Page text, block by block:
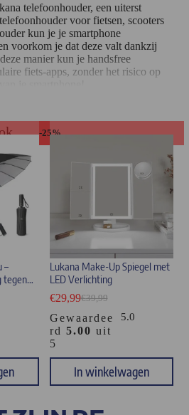
telefoonhouder, een uiterst
voor fietsen, scooters
kun je je smartphone
voorkom je dat deze valt dankzij
manier kun je handsfree
fiets-apps, zonder het risico op
je smartphone!
–
tegen
-25%
Lukana Make-Up Spiegel met
LED Verlichting
€39,99
€29,99
Gewaardee
rd 5.00 uit
5
5.0
In winkelwagen